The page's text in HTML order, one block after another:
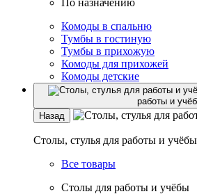
По назначению
Комоды в спальню
Тумбы в гостиную
Тумбы в прихожую
Комоды для прихожей
Комоды детские
работы и
Назад
Столы, стулья для работы и учёбы
Все товары
Столы для работы и учёбы